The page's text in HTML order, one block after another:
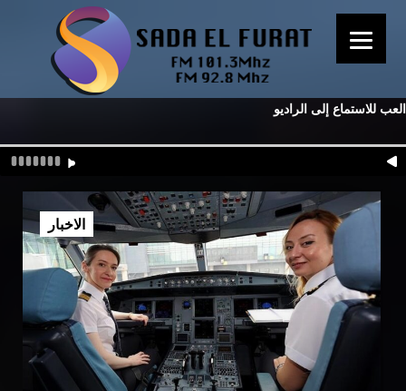
العب للاستماع إلى الراديو
الاخبار